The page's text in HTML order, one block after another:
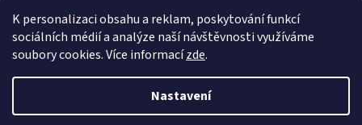
K personalizaci obsahu a reklam, poskytování funkcí
sociálních médií a analýze naší návštěvnosti využíváme
soubory cookies. Více informacízde.
Nastavení